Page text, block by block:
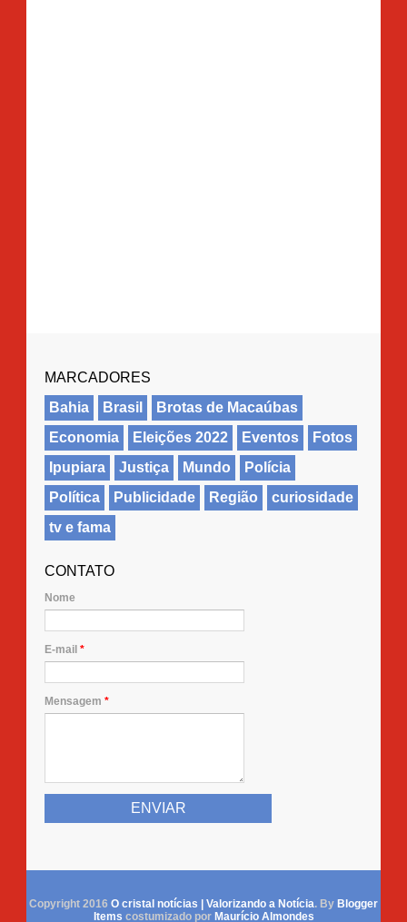
MARCADORES
Bahia
Brasil
Brotas de Macaúbas
Economia
Eleições 2022 Eventos
Fotos
Ipupiara
Justiça Mundo
Polícia
Política
Publicidade Região
curiosidade
tv e fama
CONTATO
Nome
E-mail *
Mensagem *
Copyright 2016 O cristal notícias | Valorizando a Notícia. By Blogger
Items costumizado por Maurício Almondes